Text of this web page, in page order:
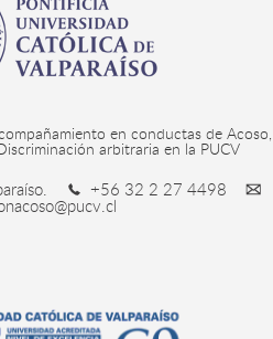
en conductas de Acoso,
arbitraria en la PUCV
+56 32 2 27 4498